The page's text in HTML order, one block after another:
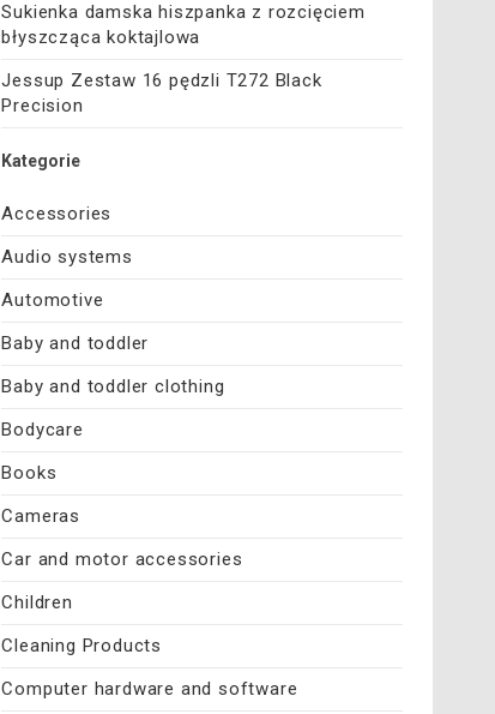
Sukienka damska hiszpanka z rozcięciem
błyszcząca koktajlowa
Jessup Zestaw 16 pędzli T272 Black
Precision
Kategorie
Accessories
Audio systems
Automotive
Baby and toddler
Baby and toddler clothing
Bodycare
Books
Cameras
Car and motor accessories
Children
Cleaning Products
Computer hardware and software